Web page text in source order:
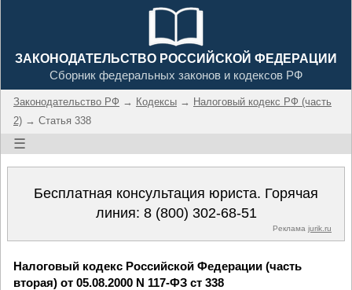
ЗАКОНОДАТЕЛЬСТВО РОССИЙСКОЙ ФЕДЕРАЦИИ
Сборник федеральных законов и кодексов РФ
Законодательство РФ → Кодексы → Налоговый кодекс РФ (часть
2) → Статья 338
☰
Бесплатная консультация юриста. Горячая
линия: 8 (800) 302-68-51
Реклама jurik.ru
Налоговый кодекс Российской Федерации (часть
вторая) от 05.08.2000 N 117-ФЗ ст 338